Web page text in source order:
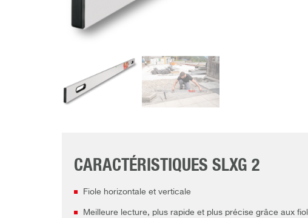
CARACTÉRISTIQUES SLXG 2
Fiole horizontale et verticale
Meilleure lecture, plus rapide et plus précise grâce aux